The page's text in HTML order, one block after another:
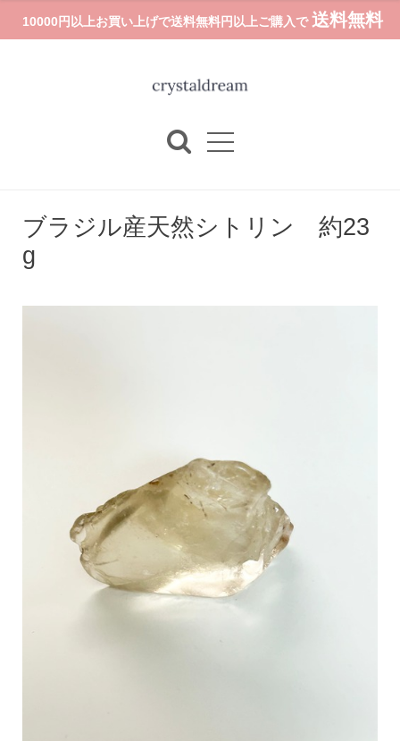
10000円以上お買い上げで送料無料円以上ご購入で 送料無料
ブラジル産天然シトリン 約23
g